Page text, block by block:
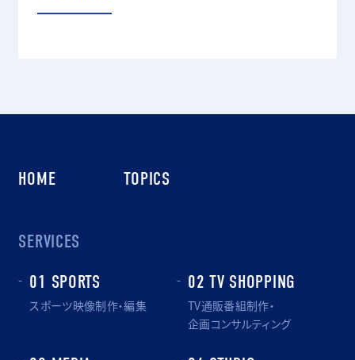
HOME TOPICS
SERVICES
01 SPORTS
スポーツ映像制作・編集
02 TV SHOPPING
TV通販番組制作・
企画コンサルティング